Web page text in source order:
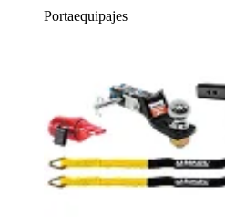
Portaequipajes